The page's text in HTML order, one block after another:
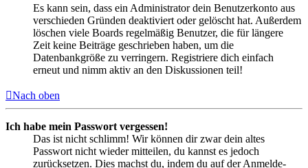
Es kann sein, dass ein Administrator dein Benutzerkonto aus
verschieden Gründen deaktiviert oder gelöscht hat. Außerdem
löschen viele Boards regelmäßig Benutzer, die für längere
Zeit keine Beiträge geschrieben haben, um die
Datenbankgröße zu verringern. Registriere dich einfach
erneut und nimm aktiv an den Diskussionen teil!
Nach oben
Ich habe mein Passwort vergessen!
Das ist nicht schlimm! Wir können dir zwar dein altes
Passwort nicht wieder mitteilen, du kannst es jedoch
zurücksetzen. Dies machst du, indem du auf der Anmelde-